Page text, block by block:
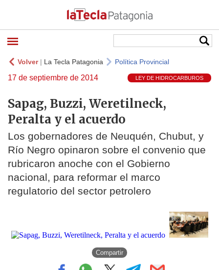
Volver| La Tecla Patagonia Política Provincial
17 de septiembre de 2014 LEY DE HIDROCARBUROS
Sapag, Buzzi, Weretilneck,
Peralta y el acuerdo
Los gobernadores de Neuquén, Chubut, y
Río Negro opinaron sobre el convenio que
rubricaron anoche con el Gobierno
nacional, para reformar el marco
regulatorio del sector petrolero
Compartir